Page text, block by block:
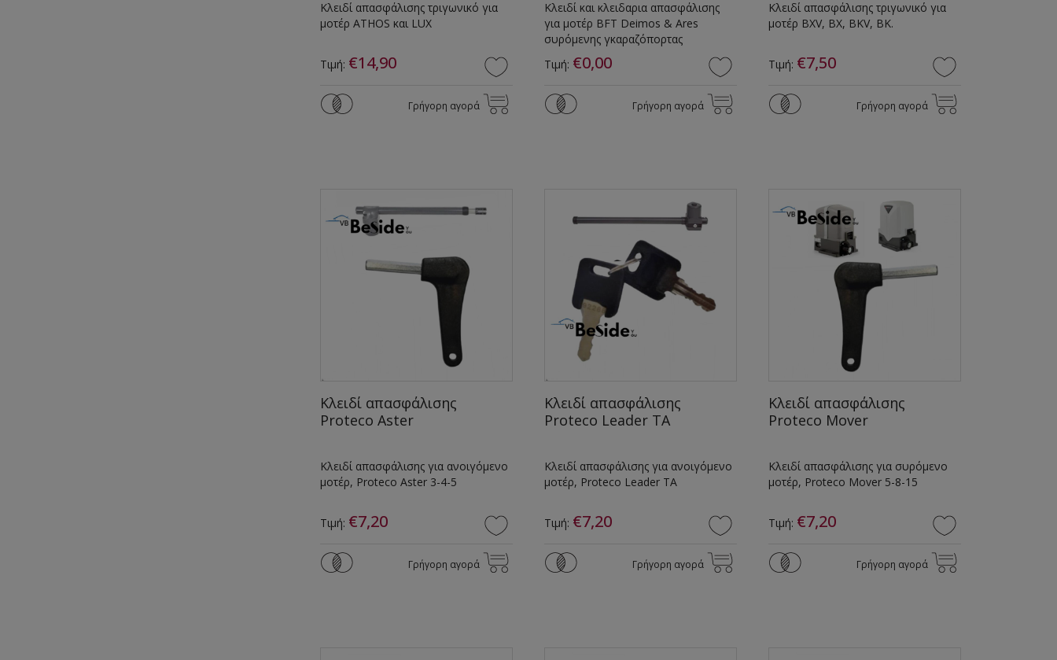
Κλειδί απασφάλισης τριγωνικό για
μοτέρ ATHOS και LUX
Τιμή: €14,90
Γρήγορη αγορά
Κλειδί και κλειδαρια απασφάλισης
για μοτέρ BFT Deimos & Ares
συρόμενης γκαραζόπορτας
Τιμή: €0,00
Γρήγορη αγορά
Κλειδί απασφάλισης τριγωνικό για
μοτέρ BXV, BX, BKV, BK.
Τιμή: €7,50
Γρήγορη αγορά
Κλειδί απασφάλισης
Proteco Aster
Κλειδί απασφάλισης για ανοιγόμενο
μοτέρ, Proteco Aster 3-4-5
Τιμή: €7,20
Γρήγορη αγορά
Κλειδί απασφάλισης
Proteco Leader TA
Κλειδί απασφάλισης για ανοιγόμενο
μοτέρ, Proteco Leader TA
Τιμή: €7,20
Γρήγορη αγορά
Κλειδί απασφάλισης
Proteco Mover
Κλειδί απασφάλισης για συρόμενο
μοτέρ, Proteco Mover 5-8-15
Τιμή: €7,20
Γρήγορη αγορά